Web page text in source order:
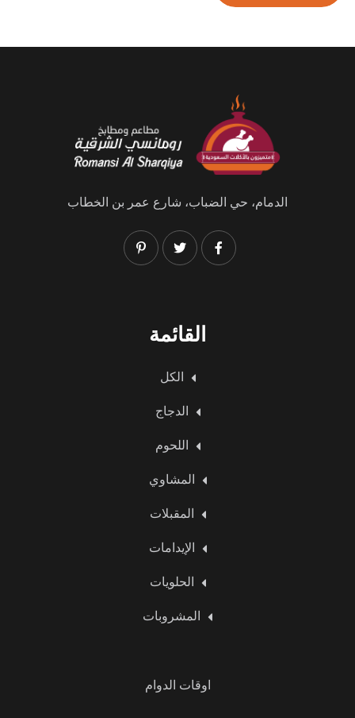
الدمام، حي الضباب، شارع عمر بن الخطاب
القائمة
الكل
الدجاج
اللحوم
المشاوي
المقبلات
الإيدامات
الحلويات
المشروبات
اوقات الدوام